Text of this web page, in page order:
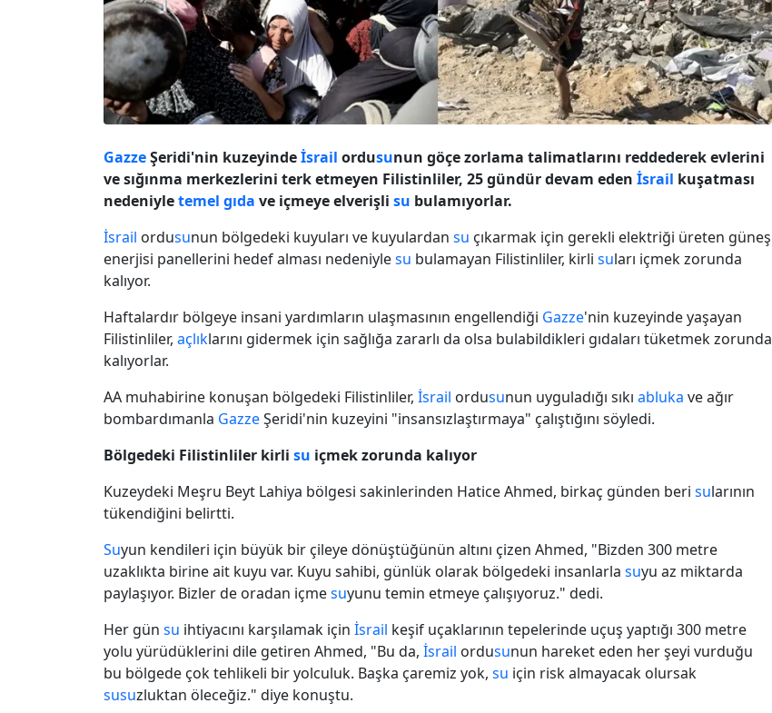
GazzeŞeridi'nin kuzeyindeİsrail ordusunun göçe zorlama talimatlarını reddederek evlerini
ve sığınma merkezlerini terk etmeyen Filistinliler, 25 gündür devam eden İsrail kuşatması
nedeniyletemel gıda ve içmeye elverişli su bulamıyorlar.
İsrail ordusunun bölgedeki kuyuları ve kuyulardan su çıkarmak için gerekli elektriği üreten güneş
enerjisi panellerini hedef alması nedeniylesu bulamayan Filistinliler, kirli suları içmek zorunda
kalıyor.
Haftalardır bölgeye insani yardımların ulaşmasının engellendiği Gazze'nin kuzeyinde yaşayan
Filistinliler, açlıklarını gidermek için sağlığa zararlı da olsa bulabildikleri gıdaları tüketmek zorunda
kalıyorlar.
AA muhabirine konuşan bölgedeki Filistinliler, İsrail ordusunun uyguladığı sıkı abluka ve ağır
bombardımanla GazzeŞeridi'nin kuzeyini "insansızlaştırmaya" çalıştığını söyledi.
Bölgedeki Filistinliler kirli su içmek zorunda kalıyor
Kuzeydeki Meşru Beyt Lahiya bölgesi sakinlerinden Hatice Ahmed, birkaç günden beri sularının
tükendiğini belirtti.
Suyun kendileri için büyük bir çileye dönüştüğünün altını çizen Ahmed, "Bizden 300 metre
uzaklıkta birine ait kuyu var. Kuyu sahibi, günlük olarak bölgedeki insanlarla suyu az miktarda
paylaşıyor. Bizler de oradan içmesuyunu temin etmeye çalışıyoruz." dedi.
Her gün su ihtiyacını karşılamak için İsrail keşif uçaklarının tepelerinde uçuş yaptığı 300 metre
yolu yürüdüklerini dile getiren Ahmed, "Bu da, İsrail ordusunun hareket eden her şeyi vurduğu
bu bölgede çok tehlikeli bir yolculuk. Başka çaremiz yok, su için risk almayacak olursak
susuzluktan öleceğiz." diye konuştu.